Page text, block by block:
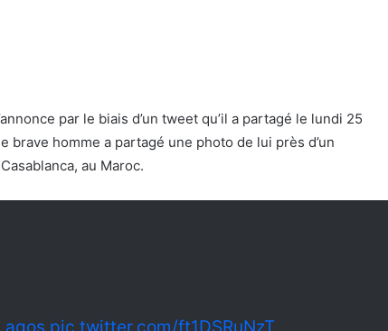
par le biais d’un tweet qu’il a partagé le lundi 25
brave homme a partagé une photo de lui près d’un
au Maroc.